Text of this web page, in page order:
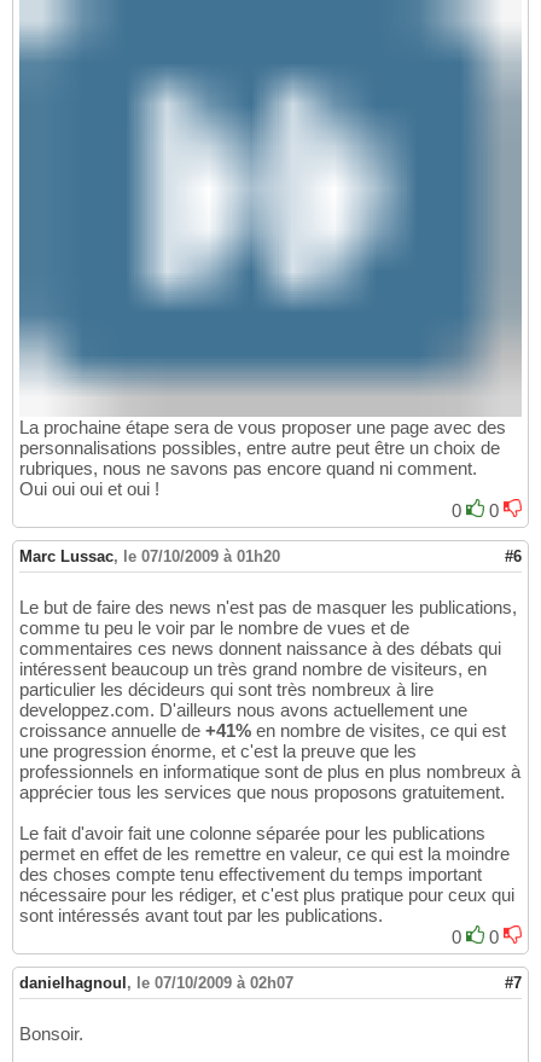
La prochaine étape sera de vous proposer une page avec des
personnalisations possibles, entre autre peut être un choix de
rubriques, nous ne savons pas encore quand ni comment.
Oui oui oui et oui !
0
0
Marc Lussac, le 07/10/2009 à 01h20 #6
Le but de faire des news n'est pas de masquer les publications,
comme tu peu le voir par le nombre de vues et de
commentaires ces news donnent naissance à des débats qui
intéressent beaucoup un très grand nombre de visiteurs, en
particulier les décideurs qui sont très nombreux à lire
developpez.com. D'ailleurs nous avons actuellement une
croissance annuelle de +41% en nombre de visites, ce qui est
une progression énorme, et c'est la preuve que les
professionnels en informatique sont de plus en plus nombreux à
apprécier tous les services que nous proposons gratuitement.
Le fait d'avoir fait une colonne séparée pour les publications
permet en effet de les remettre en valeur, ce qui est la moindre
des choses compte tenu effectivement du temps important
nécessaire pour les rédiger, et c'est plus pratique pour ceux qui
sont intéressés avant tout par les publications.
0
0
danielhagnoul , le 07/10/2009 à 02h07 #7
Bonsoir.